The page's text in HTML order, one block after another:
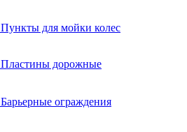
Пункты для мойки колес
Пластины дорожные
Барьерные ограждения